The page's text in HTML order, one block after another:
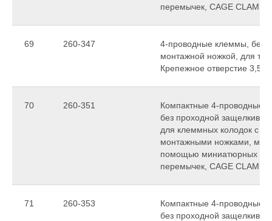
перемычек, CAGE CLAMP
69 260-347
4-проводные клеммы, без
монтажной ножкой, для
Крепежное отверстие 3,5
70 260-351
Компактные 4-проводные
без проходной
для клеммных колодок с
монтажными ножками,
помощью миниатюрных
перемычек, CAGE CLAMP
71 260-353
Компактные 4-проводные
без проходной